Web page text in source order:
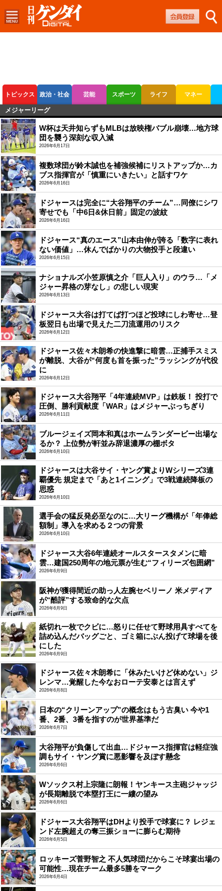
トピックス 政治・社会 芸能 スポーツ ライフ マネー
ボートレース
メジャーリーグ
W杯は天井知らずもMLBは放映権バブル崩壊…地方球
団を襲う深刻な収入減
2026年6月17日
複数球団が鈴木誠也を補強候補にリストアップか…カ
ブス指揮官が「慎重にいきたい」と話すワケ
2026年6月16日
ドジャースは完全に“大谷翔平のチーム”…同僚にシワ
寄せでも「中6日&休日前」固定の波紋
2026年6月16日
ドジャース“真のエース”山本由伸が誇る「数字に表れ
ない価値」…休んでばかりの大物投手と段違い
2026年6月15日
ナショナルズ小笠原慎之介「巨人入り」のウラ…「メ
ジャー昇格の芽なし」の悲しい現実
2026年6月13日
ドジャース大谷は打てば打つほど投球にしわ寄せ…登
板翌日も出場で見えた二刀流運用のリスク
2026年6月12日
ドジャース佐々木朗希の快進撃に暗雲…正捕手スミス
が離脱、大谷が“何度も首を振った”ラッシングが代役
に
2026年6月12日
ドジャース大谷翔平「4年連続MVP」は鉄板！ 投打で
圧倒、勝利貢献度「WAR」はメジャーぶっちぎり
2026年6月11日
ブルージェイズ岡本和真はホームランダービー出場な
るか？ 上位勢が軒並み辞退濃厚の棚ボタ
2026年6月10日
ドジャースは大谷サイ・ヤング賞よりWシリーズ3連
覇優先 規定まで「あと1イニング」で3戦連続降板の
思惑
2026年6月10日
選手会の猛反発必至なのに…大リーグ機構が「年俸総
額制」導入を求める２つの背景
2026年6月10日
ドジャース大谷6年連続オールスタースタメンに暗
雲…建国250周年の地元票が生む“フィリーズ包囲網”
2026年6月9日
阪神が獲得間近の助っ人左腕セベリーノ 米メディア
が“酷評”する致命的な欠点
2026年6月9日
紙切れ一枚でクビに…怒りに任せて野球用具すべてを
詰め込んだバッグごと、ゴミ箱にぶん投げて球場を後
にした
2026年6月9日
ドジャース佐々木朗希に「休みたいけど休めない」ジ
レンマ…覚醒した今なおローテ安泰とは言えず
2026年6月8日
日本の“クリーンアップ”の概念はもう古臭い 今や1
番、2番、3番を指すのが世界基準だ
2026年6月7日
大谷翔平が負傷して出血…ドジャース指揮官は軽症強
調もサイ・ヤング賞に悪影響を及ぼす懸念
2026年6月6日
Wソックス村上宗隆に朗報！ヤンキース主砲ジャッジ
が長期離脱で本塁打王に一縷の望み
2026年6月6日
ドジャース大谷翔平はDHより投手で球宴に？ レジェ
ンド左腕超えの奪三振ショーに膨らむ期待
2026年6月5日
ロッキーズ菅野智之 不人気球団だからこそ球宴出場の
可能性…現在チーム最多5勝をマーク
2026年6月4日